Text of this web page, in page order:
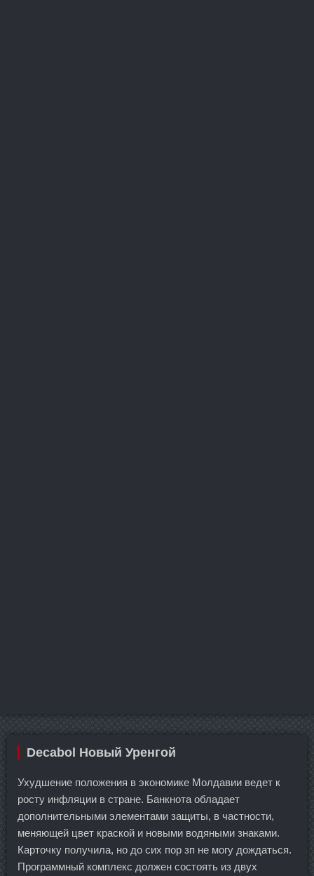
Decabol Новый Уренгой
Ухудшение положения в экономике Молдавии ведет к
росту инфляции в стране. Банкнота обладает
дополнительными элементами защиты, в частности,
меняющей цвет краской и новыми водяными знаками.
Карточку получила, но до сих пор зп не могу дождаться.
Программный комплекс должен состоять из двух